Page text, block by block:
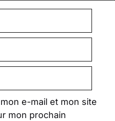
e-mail et mon site
mon prochain